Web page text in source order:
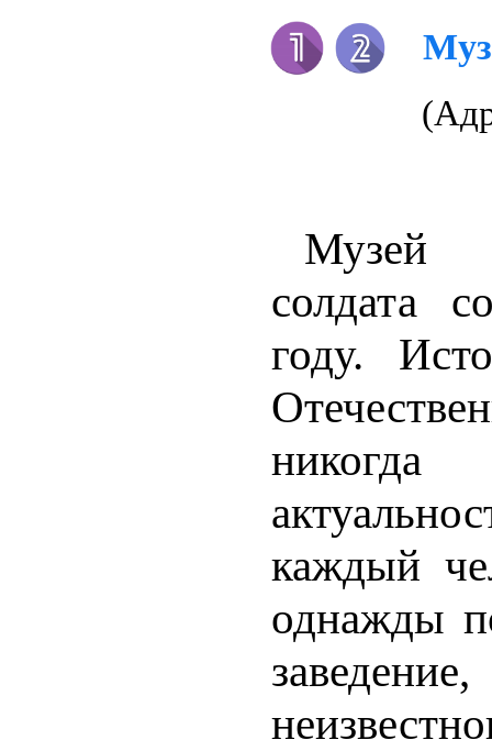
Музей
солдата
году.
каждый
однажды